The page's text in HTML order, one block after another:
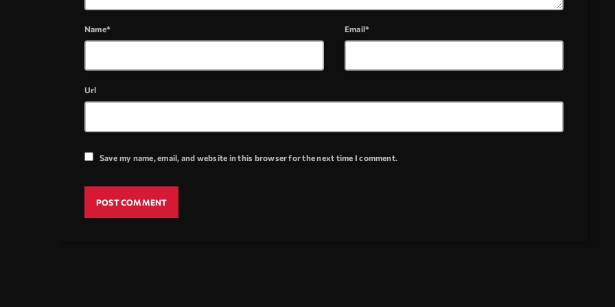
Name* Email*
Url
Save my name, email, and website in this browser for the next time I comment.